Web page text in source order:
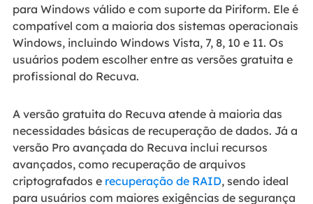
para Windows válido e com suporte da Piriform. Ele é
compatível com a maioria dos sistemas operacionais
Windows, incluindo Windows Vista, 7, 8, 10 e 11. Os
usuários podem escolher entre as versões gratuita e
profissional do Recuva.
A versão gratuita do Recuva atende à maioria das
necessidades básicas de recuperação de dados. Já a
versão Pro avançada do Recuva inclui recursos
avançados, como recuperação de arquivos
criptografados e recuperação de RAID, sendo ideal
para usuários com maiores exigências de segurança